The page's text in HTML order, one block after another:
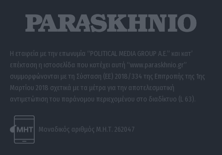
Η εταιρεία με την επωνυμία “POLITICAL MEDIA GROUP A.E.” και κατ’
επέκταση η ιστοσελίδα που κατέχει αυτή “www.paraskhnio.gr”
συμμορφώνονται με τη Σύσταση (ΕΕ) 2018/334 της Επιτροπής της 1ης
Μαρτίου 2018 σχετικά με τα μέτρα για την αποτελεσματική
αντιμετώπιση του παράνομου περιεχομένου στο διαδίκτυο (L 63).
Μοναδικός αριθμός Μ.Η.Τ. 262047